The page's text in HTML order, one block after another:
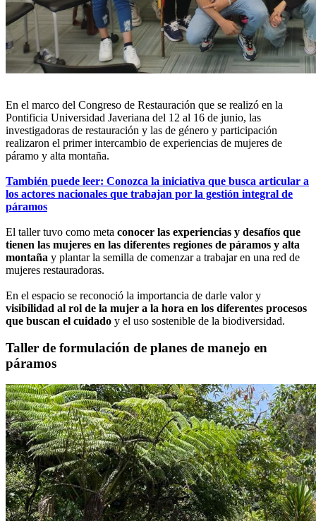
En el marco del Congreso de Restauración que se realizó en la
Pontificia Universidad Javeriana del 12 al 16 de junio, las
investigadoras de restauración y las de género y participación
realizaron el primer intercambio de experiencias de mujeres de
páramo y alta montaña.
También puede leer: Conozca la iniciativa que busca articular a
los actores nacionales que trabajan por la gestión integral de
páramos
El taller tuvo como meta conocer las experiencias y desafíos que
tienen las mujeres en las diferentes regiones de páramos y alta
montaña y plantar la semilla de comenzar a trabajar en una red de
mujeres restauradoras.
En el espacio se reconoció la importancia de darle valor y
visibilidad al rol de la mujer a la hora en los diferentes procesos
que buscan el cuidado y el uso sostenible de la biodiversidad.
Taller de formulación de planes de manejo en
páramos